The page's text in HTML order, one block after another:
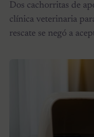
Dos cachorritas de
clínica veterinaria
rescate se negó a